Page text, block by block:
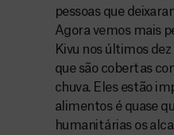
pessoas que
Agora vemos mais
Kivu nos últimos
que são cobertas
chuva. Eles estão
alimentos é quase
humanitárias os